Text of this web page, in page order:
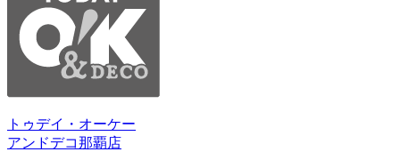
トゥデイ・オーケー
アンドデコ那覇店